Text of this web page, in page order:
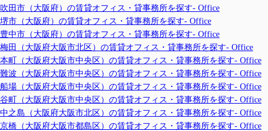
吹田市（大阪府）の賃貸オフィス・貸事務所を探す- Office
堺市（大阪府）の賃貸オフィス・貸事務所を探す- Office
豊中市（大阪府）の賃貸オフィス・貸事務所を探す- Office
梅田（大阪府大阪市北区）の賃貸オフィス・貸事務所を探す- Office
本町（大阪府大阪市中央区）の賃貸オフィス・貸事務所を探す- Office
難波（大阪府大阪市中央区）の賃貸オフィス・貸事務所を探す- Office
船場（大阪府大阪市中央区）の賃貸オフィス・貸事務所を探す- Office
谷町（大阪府大阪市中央区）の賃貸オフィス・貸事務所を探す- Office
中之島（大阪府大阪市北区）の賃貸オフィス・貸事務所を探す- Office
京橋（大阪府大阪市都島区）の賃貸オフィス・貸事務所を探す- Office